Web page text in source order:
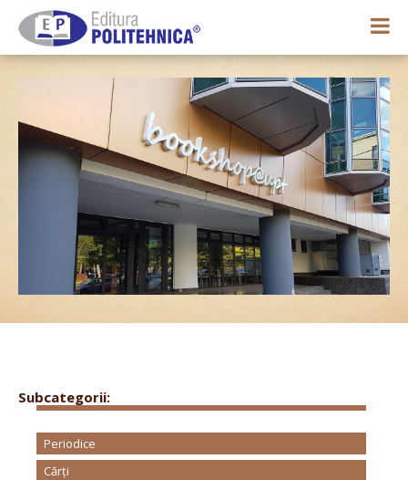
0,00 lei
Subcategorii:
Periodice
Cărți